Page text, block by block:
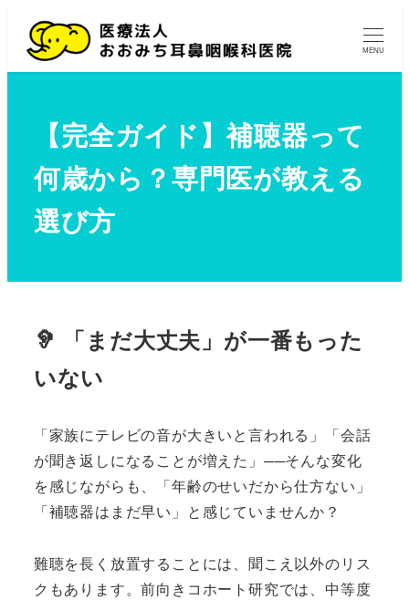
MENU
【完全ガイド】補聴器って
何歳から？専門医が教える
選び方
🦻 「まだ大丈夫」が一番もった
いない
「家族にテレビの音が大きいと言われる」「会話
が聞き返しになることが増えた」──そんな変化
を感じながらも、「年齢のせいだから仕方ない」
「補聴器はまだ早い」と感じていませんか？
難聴を長く放置することには、聞こえ以外のリス
クもあります。前向きコホート研究では、中等度